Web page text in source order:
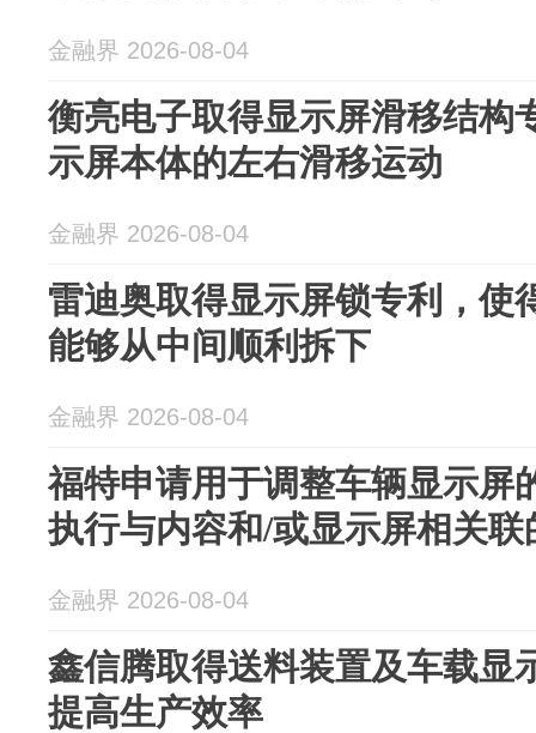
金融界 2026-08-04
衡亮电子取得显示屏滑移结构
示屏本体的左右滑移运动
金融界 2026-08-04
雷迪奥取得显示屏锁专利，使
能够从中间顺利拆下
金融界 2026-08-04
福特申请用于调整车辆显示屏
执行与内容和/或显示屏相关
金融界 2026-08-04
鑫信腾取得送料装置及车载显
提高生产效率